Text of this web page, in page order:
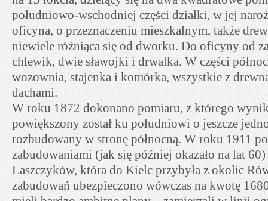
południowo-wschodniej części działki, w jej
oficyna, o przeznaczeniu mieszkalnym, także
niewiele różniąca się od dworku. Do oficyny od
chlewik, dwie sławojki i drwalka. W części
wozownia, stajenka i komórka, wszystkie z
dachami.
W roku 1872 dokonano pomiaru, z którego
powiększony został ku południowi o jeszcze
rozbudowany w stronę północną. W roku 1911
zabudowaniami (jak się później okazało na lat
Laszczyków, która do Kielc przybyła z okolic
zabudowań ubezpieczono wówczas na kwotę